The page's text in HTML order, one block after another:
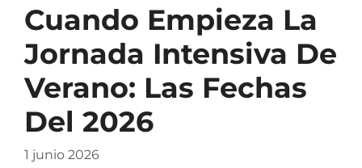
Cuando Empieza La
Jornada Intensiva De
Verano: Las Fechas
Del 2026
1 junio 2026